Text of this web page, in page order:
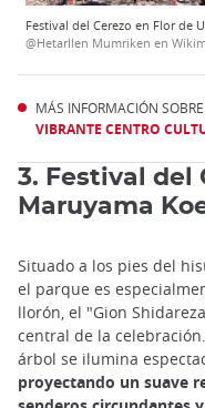
Festival del Cerezo en Flor de
@Hetarllen Mumriken en
MÁS INFORMACIÓN
VIBRANTE CENTRO
3. Festival del
Maruyama
Situado a los pies del
el parque es
llorón, el "Gion
central de la
árbol se ilumina
proyectando un suave